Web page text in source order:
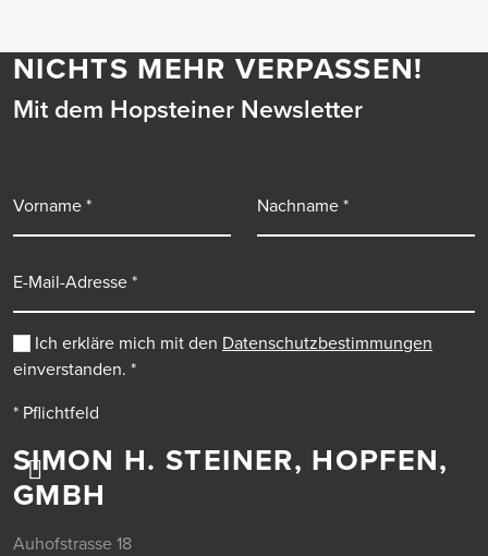
SIMON H. STEINER, HOPFEN,
GMBH
Auhofstrasse 18
NICHTS MEHR VERPASSEN!
Mit dem Hopsteiner Newsletter
Ich erkläre mich mit den Datenschutzbestimmungen
einverstanden. *
* Pflichtfeld